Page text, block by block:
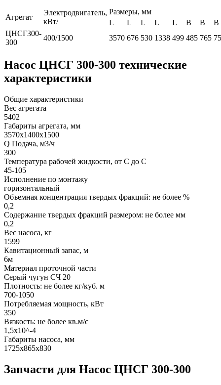
Агрегат
Электродвигатель,
кВт/
Размеры, мм
L
L L L L B B
B
ЦНСГ300-
300
400/1500 3570 676 530 1338 499 485 765
Насос ЦНСГ 300-300 технические
характеристики
Общие характеристики
Вес агрегата
5402
Габариты агрегата, мм
3570х1400х1500
Q Подача, м3/ч
300
Температура рабочей жидкости, от С до С
45-105
Исполнение по монтажу
горизонтальный
Объемная концентрация твердых фракций: не более %
0,2
Содержание твердых фракций размером: не более мм
0,2
Вес насоса, кг
1599
Кавитационный запас, м
6м
Материал проточной части
Серый чугун СЧ 20
Плотность: не более кг/куб. м
700-1050
Потребляемая мощность, кВт
350
Вязкость: не более кв.м/с
1,5х10^-4
Габариты насоса, мм
1725х865х830
Запчасти для Насос ЦНСГ 300-300